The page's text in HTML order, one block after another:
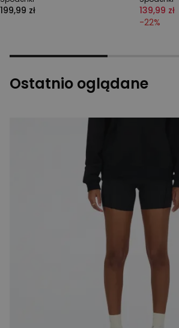
199,99 zł 139,99 zł
-22%
Ostatnio oglądane